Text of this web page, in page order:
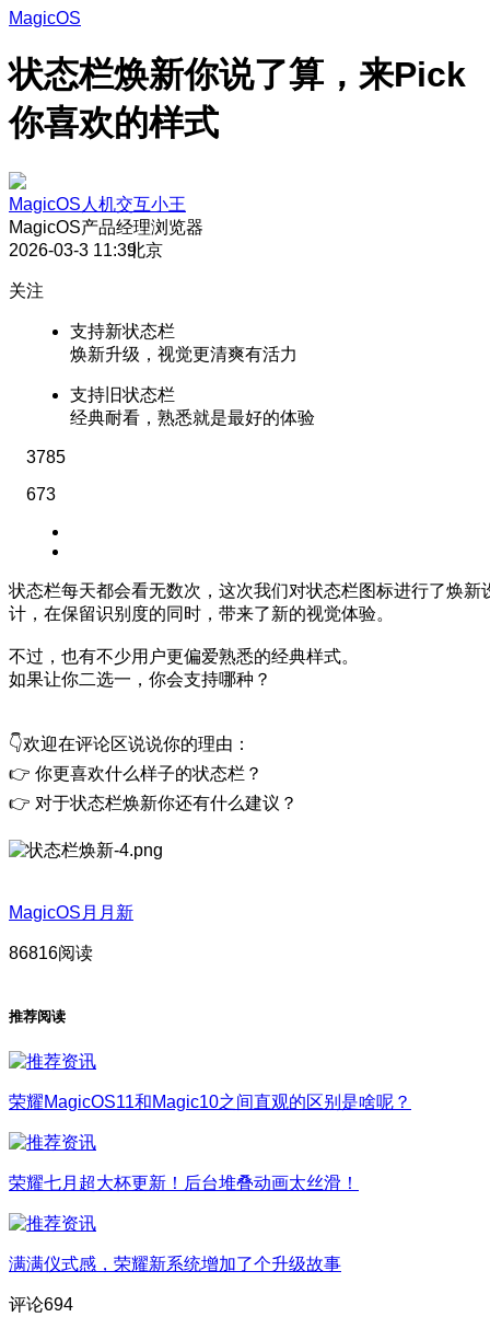
MagicOS
状态栏焕新你说了算，来Pick
你喜欢的样式
MagicOS人机交互小王
MagicOS产品经理浏览器
2026-03-3 11:39北京
关注
支持新状态栏
焕新升级，视觉更清爽有活力
支持旧状态栏
经典耐看，熟悉就是最好的体验
3785
673
状态栏每天都会看无数次，这次我们对状态栏图标进行了焕新
计，在保留识别度的同时，带来了新的视觉体验。
不过，也有不少用户更偏爱熟悉的经典样式。
如果让你二选一，你会支持哪种？
👇欢迎在评论区说说你的理由：
👉 你更喜欢什么样子的状态栏？
👉 对于状态栏焕新你还有什么建议？
MagicOS月月新
86816阅读
推荐阅读
荣耀MagicOS11和Magic10之间直观的区别是啥呢？
荣耀七月超大杯更新！后台堆叠动画太丝滑！
满满仪式感，荣耀新系统增加了个升级故事
评论694